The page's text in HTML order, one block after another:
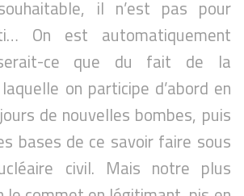
il n’est pas pour
On est automatiquement
ce que du fait de la
on participe d’abord en
de nouvelles bombes, puis
bases de ce savoir faire sous
civil. Mais notre plus